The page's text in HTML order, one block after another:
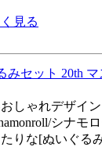
見る
みセット 20th
しゃれデザイ
シナモ
りな[ぬいぐる